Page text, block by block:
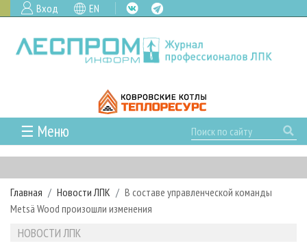
Вход EN
☰ Меню
ГЛАВНАЯ
РУБРИКИ И ТЕМЫ
РУБРИКИ ЖУРНАЛА
НОВОСТИ
ПРОЕКТЫ ЛПИ
Главная Новости ЛПК
В составе управленческой команды
Metsä Wood произошли изменения
НОВОСТИ ЛПК